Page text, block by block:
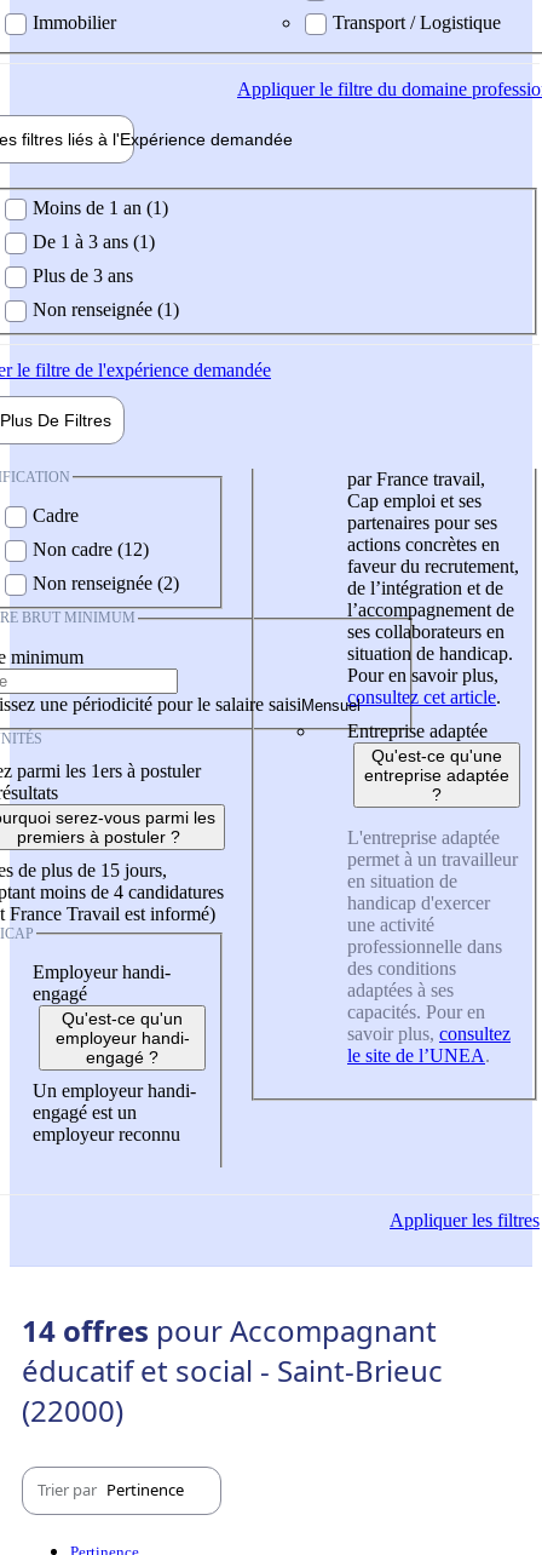
Immobilier
Transport / Logistique
Appliquerle filtre du domaine
filtres liés à l'Expérience demandée
demandée
Moins de 1 an (1)
De 1 à 3 ans (1)
Plus de 3 ans
Non renseignée (1)
le filtre de l'expérience demandée
Plus De Filtres
Cadre
Non cadre (12)
Non renseignée (2)
BRUT MINIMUM
minimum
une périodicité pour le salaire saisi
parmi les 1ers à postuler
serez-vous parmi les
premiers à postuler ?
de plus de 15 jours,
moins de 4 candidatures
France Travail est informé)
Employeur handi-
engagé
Qu'est-ce qu'un
employeur handi-
engagé ?
Un employeur handi-
engagé est un
employeur reconnu
par France travail,
Cap emploi et ses
partenaires pour ses
actions concrètes en
faveur du recrutement,
de l’intégration et de
l’accompagnement de
ses collaborateurs en
situation de handicap.
Pour en savoir plus,
consultez cet article.
Entreprise adaptée
Qu'est-ce qu'une
entreprise adaptée
?
L'entreprise adaptée
permet à un travailleur
en situation de
handicap d'exercer
une activité
professionnelle dans
des conditions
adaptées à ses
capacités. Pour en
savoir plus, consultez
le site de l’UNEA.
Appliquerles filtres
14 offres pour Accompagnant
éducatif et social - Saint-Brieuc
(22000)
Trier par Pertinence